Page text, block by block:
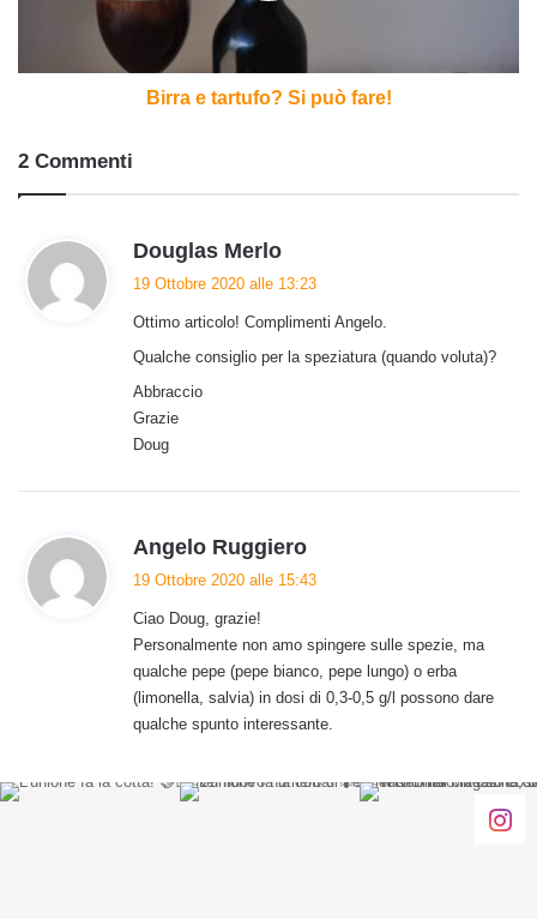
Birra e tartufo? Si può fare!
2 Commenti
Douglas Merlo
a
e
t
19 Ottobre 2020 alle 13:23
Ottimo articolo! Complimenti Angelo.
Qualche consiglio per la speziatura (quando voluta)?
Abbraccio
Grazie
Doug
Angelo Ruggiero
a
t
t
o
:
19 Ottobre 2020 alle 15:43
Ciao Doug, grazie!
Personalmente non amo spingere sulle spezie, ma
qualche pepe (pepe bianco, pepe lungo) o erba
(limonella, salvia) in dosi di 0,3-0,5 g/l possono dare
qualche spunto interessante.